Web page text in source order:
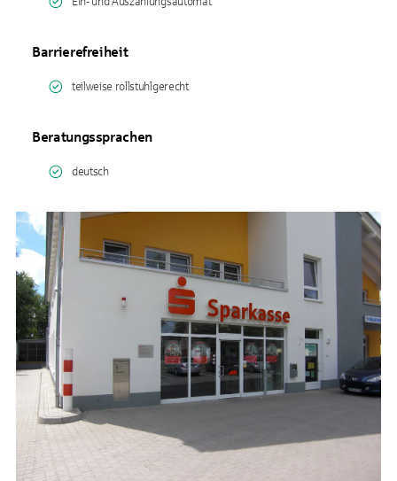
Barrierefreiheit
teilweise rollstuhlgerecht
Beratungssprachen
deutsch